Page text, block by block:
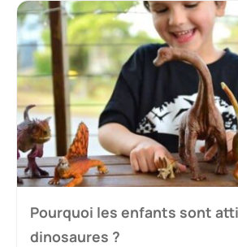
Pourquoi les enfants sont
dinosaures ?